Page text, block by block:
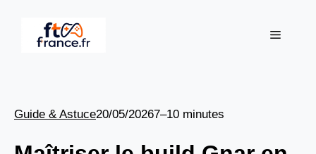
contenu
Menu
Guide & Astuce20/05/20267–10 minutes